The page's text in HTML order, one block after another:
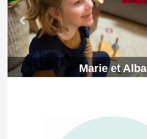
Marie et Alba